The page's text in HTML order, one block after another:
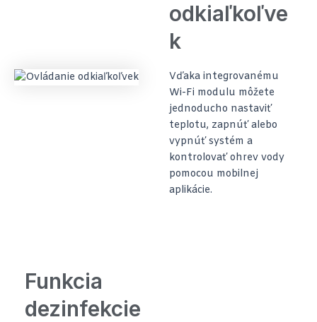
odkiaľkoľve
k
Vďaka integrovanému
Wi-Fi modulu môžete
jednoducho nastaviť
teplotu, zapnúť alebo
vypnúť systém a
kontrolovať ohrev vody
pomocou mobilnej
aplikácie.
Funkcia
dezinfekcie